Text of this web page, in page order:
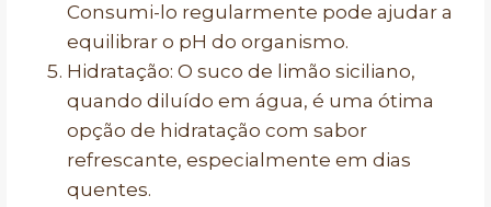
Consumi-lo regularmente pode ajudar a
equilibrar o pH do organismo.
Hidratação: O suco de limão siciliano,
quando diluído em água, é uma ótima
opção de hidratação com sabor
refrescante, especialmente em dias
quentes.